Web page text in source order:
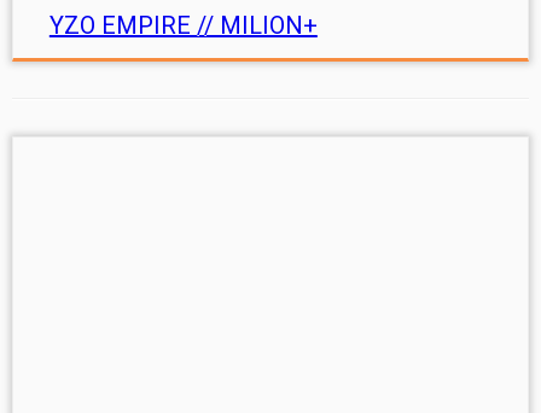
YZO EMPIRE // MILION+